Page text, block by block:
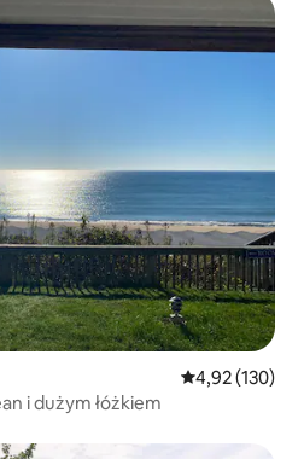
Średnia
4,92 (130)
i dużym łóżkiem